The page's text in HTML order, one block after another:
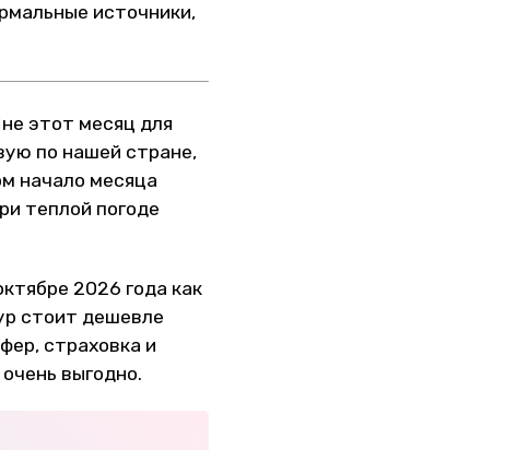
источники,
этот месяц для
по нашей стране,
начало месяца
теплой погоде
2026 года как
стоит дешевле
страховка и
выгодно.